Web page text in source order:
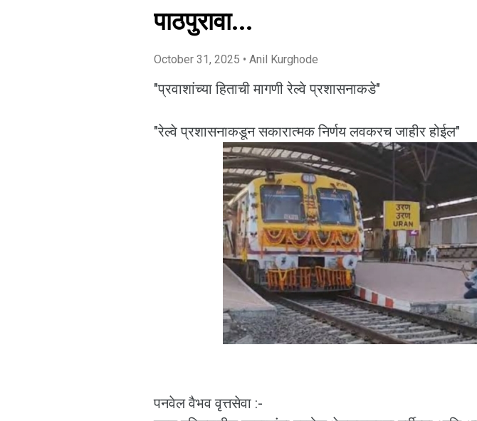
पाठपुरावा...
October 31, 2025 • Anil Kurghode
"प्रवाशांच्या हिताची मागणी रेल्वे प्रशासनाकडे"
"रेल्वे प्रशासनाकडून सकारात्मक निर्णय लवकरच जाहीर होईल"
पनवेल वैभव वृत्तसेवा :-